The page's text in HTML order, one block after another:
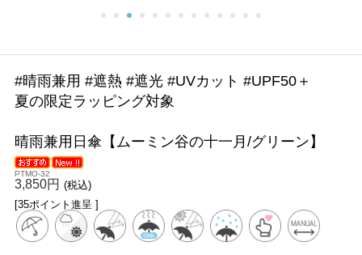
#晴雨兼用 #遮熱 #遮光 #UVカット #UPF50＋
夏の限定ラッピング対象
晴雨兼用日傘【ムーミン谷の十一月/グリーン】
PTMO-32
3,850円 (税込)
[35ポイント進呈 ]